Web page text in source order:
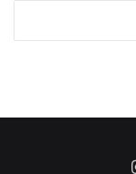
Instagram